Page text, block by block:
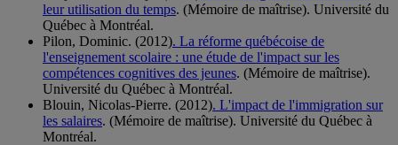
leur utilisation du temps. (Mémoire de maîtrise). Université du
Québec à Montréal.
Pilon, Dominic. (2012). La réforme québécoise de
l'enseignement scolaire : une étude de l'impact sur les
compétences cognitives des jeunes. (Mémoire de maîtrise).
Université du Québec à Montréal.
Blouin, Nicolas-Pierre. (2012). L'impact de l'immigration sur
les salaires. (Mémoire de maîtrise). Université du Québec à
Montréal.